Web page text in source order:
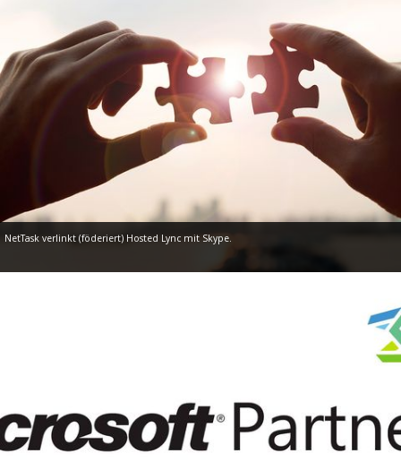
NetTask verlinkt (föderiert) Hosted Lync mit Skype.